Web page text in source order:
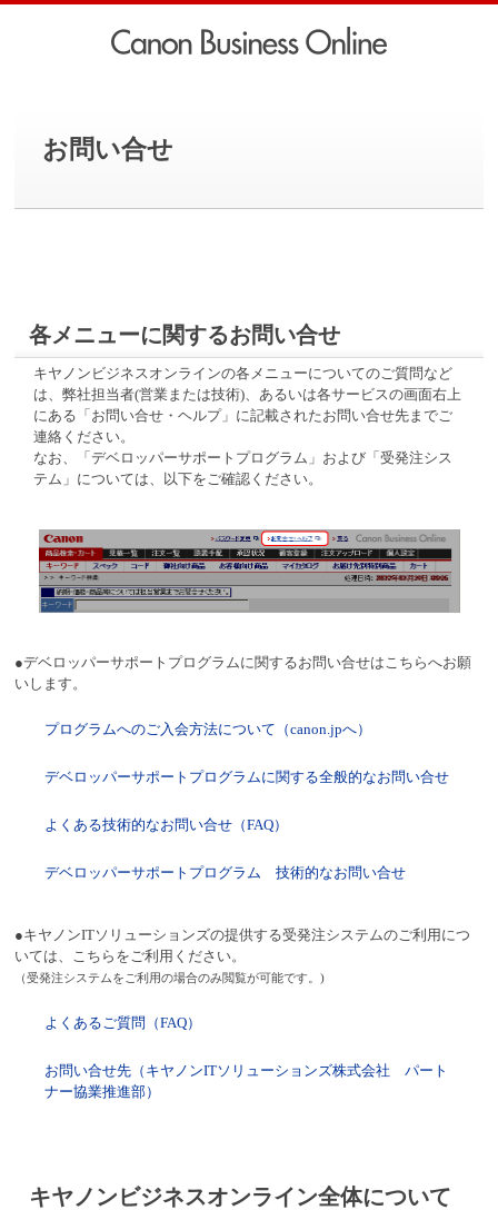
お問い合せ
各メニューに関するお問い合せ
キヤノンビジネスオンラインの各メニューについてのご質問など
は、弊社担当者(営業または技術)、あるいは各サービスの画面右上
にある「お問い合せ・ヘルプ」に記載されたお問い合せ先までご
連絡ください。
なお、「デベロッパーサポートプログラム」および「受発注シス
テム」については、以下をご確認ください。
●デベロッパーサポートプログラムに関するお問い合せはこちらへお願
いします。
プログラムへのご入会方法について（canon.jpへ）
デベロッパーサポートプログラムに関する全般的なお問い合せ
よくある技術的なお問い合せ（FAQ）
デベロッパーサポートプログラム 技術的なお問い合せ
●キヤノンITソリューションズの提供する受発注システムのご利用につ
いては、こちらをご利用ください。
（受発注システムをご利用の場合のみ閲覧が可能です。)
よくあるご質問（FAQ）
お問い合せ先（キヤノンITソリューションズ株式会社 パート
ナー協業推進部）
キヤノンビジネスオンライン全体について